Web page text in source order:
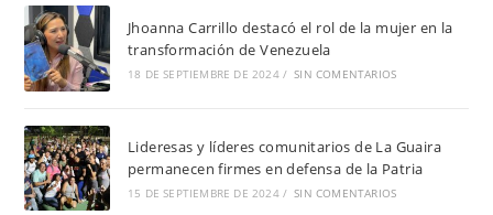
Jhoanna Carrillo destacó el rol de la mujer en la
transformación de Venezuela
18 DE SEPTIEMBRE DE 2024 / SIN COMENTARIOS
Lideresas y líderes comunitarios de La Guaira
permanecen firmes en defensa de la Patria
15 DE SEPTIEMBRE DE 2024 / SIN COMENTARIOS